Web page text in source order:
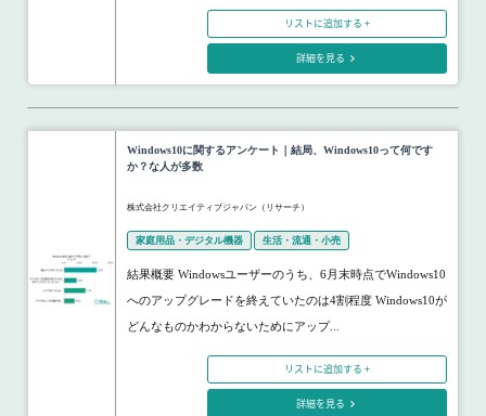
リストに追加する +
詳細を見る
Windows10に関するアンケート｜結局、Windows10って何です
か？な人が多数
株式会社クリエイティブジャパン（リサーチ）
家庭用品・デジタル機器 生活・流通・小売
結果概要 Windowsユーザーのうち、6月末時点でWindows10
へのアップグレードを終えていたのは4割程度 Windows10が
どんなものかわからないためにアップ...
リストに追加する +
詳細を見る